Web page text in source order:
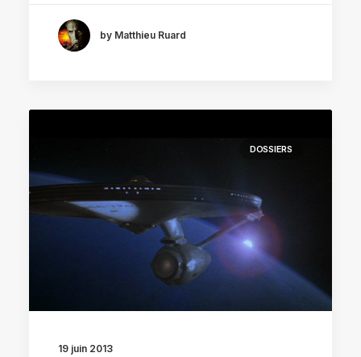
by Matthieu Ruard
DOSSIERS
19 juin 2013